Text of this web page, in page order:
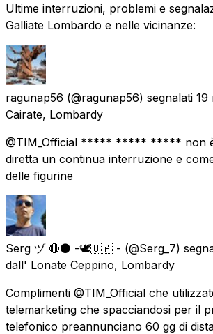
Ultime interruzioni, problemi e
Galliate Lombardo e nelle vicinanze:
ragunap56 (@ragunap56) segnalati 19
Cairate, Lombardy
@TIM_Official ***** ***** ***** non
diretta un continua interruzione e
delle figurine
Serg ヅ 🔴⚫ -🕊️🇺🇦 - (@Serg_7)
dall' Lonate Ceppino, Lombardy
Complimenti @TIM_Official che
telemarketing che spacciandosi per il
telefonico preannunciano 60 gg di